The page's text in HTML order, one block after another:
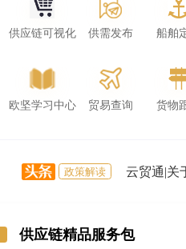
供应链可视化 供需发布 船舶
欧坚学习中心 贸易查询 货物
船期查询 进口国优惠税率查询
政策解读 云贸通|关于发布进出
新闻资讯 hs编码 填错了，被
供应链精品服务包